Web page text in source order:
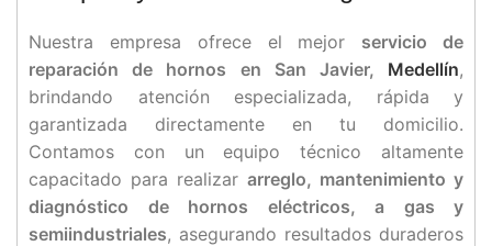
Nuestra empresa ofrece el mejor servicio de
reparación de hornos en San Javier, Medellín,
brindando atención especializada, rápida y
garantizada directamente en tu domicilio.
Contamos con un equipo técnico altamente
capacitado para realizar arreglo, mantenimiento y
diagnóstico de hornos eléctricos, a gas y
semiindustriales, asegurando resultados duraderos